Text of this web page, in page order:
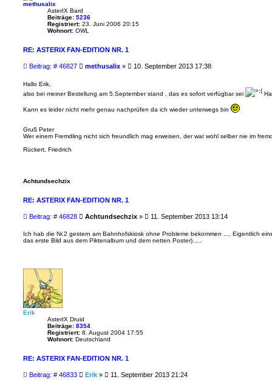
methusalix
AsterIX Bard
Beiträge: 5236
Registriert: 23. Juni 2006 20:15
Wohnort: OWL
RE: ASTERIX FAN-EDITION NR. 1
Beitrag: # 46827B
a
methusalix » 10. September 2013 17:38
Hallo Erik,
also bei meiner Bestellung am 5.September stand , das es sofort verfügbar sei
Kann es leider nicht mehr genau nachprüfen da ich wieder unterwegs bin
Gruß Peter
Wer einem Fremdling nicht sich freundlich mag erweisen, der war wohl selber nie im
Rückert, Friedrich
Achtundsechzix
RE: ASTERIX FAN-EDITION NR. 1
Beitrag: # 46828B
i
t
Achtundsechzix » 11. September 2013 13:14
Ich hab die Nr.2 gestern am Bahnhofskiosk ohne Probleme bekommen .... Eigentlich
das erste Bild aus dem Piktenalbum und dem netten Poster).....
Erik
AsterIX Druid
Beiträge: 8354
Registriert: 8. August 2004 17:55
Wohnort: Deutschland
RE: ASTERIX FAN-EDITION NR. 1
Beitrag: # 46833B Erik » 11. September 2013 21:24